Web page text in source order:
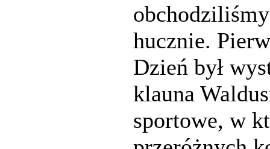
hucznie.
Dzień był
klauna
sportowe, w